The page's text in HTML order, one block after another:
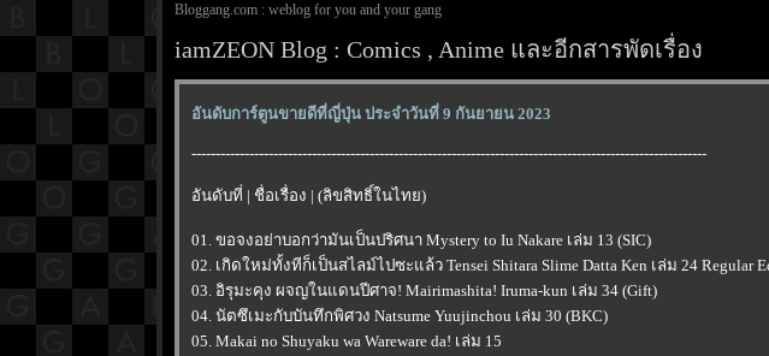
Bloggang.com : weblog for you and your gang
iamZEON Blog : Comics , Anime และอีกสารพัดเรื่อง
อันดับการ์ตูนขายดีที่ญี่ปุ่น ประจำวันที่ 9 กันยายน 2023
-----------------------------------------------------------------------------------------------------------
อันดับที่ | ชื่อเรื่อง | (ลิขสิทธิ์ในไทย)
01. ขอจงอย่าบอกว่ามันเป็นปริศนา Mystery to Iu Nakare เล่ม 13 (SIC)
02. เกิดใหม่ทั้งทีก็เป็นสไลม์ไปซะแล้ว Tensei Shitara Slime Datta Ken เล่ม 24 Regular
03. อิรุมะคุง ผจญในแดนปีศาจ! Mairimashita! Iruma-kun เล่ม 34 (Gift)
04. นัตซึเมะกับบันทึกพิศวง Natsume Yuujinchou เล่ม 30 (BKC)
05. Makai no Shuyaku wa Wareware da! เล่ม 15